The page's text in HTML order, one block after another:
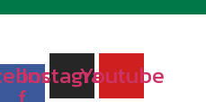
InstagramYoutube